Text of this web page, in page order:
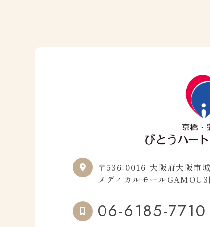
〒536-0016 大阪府大阪市
メディカルモールGAMOU3
06-6185-7710